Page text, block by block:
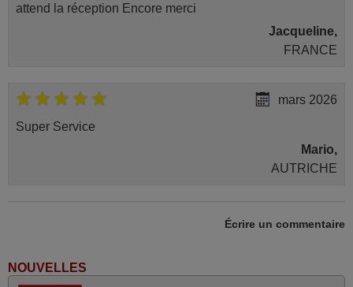
attend la réception Encore merci
Jacqueline,
FRANCE
mars 2026
Super Service
Mario,
AUTRICHE
mars 2026
Écrire un commentaire
NOUVELLES